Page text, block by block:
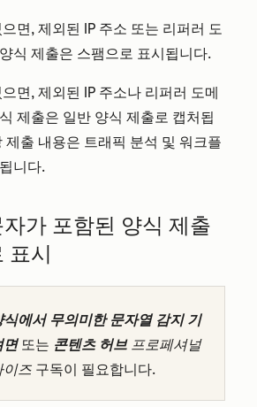
면, 제외된 IP 주소 또는 리퍼러 도
식 제출은 스팸으로 표시됩니다.
면, 제외된 IP 주소나 리퍼러 도메
제출은 일반 양식 제출로 캡처됩
제출 내용은 트래픽 분석 및 워크플
니다.
가 포함된 양식 제출
표시
식에서 무의미한 문자열 감지 기
면 또는 콘텐츠 허브프로페셔널
이즈 구독이 필요합니다.